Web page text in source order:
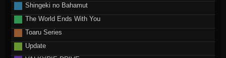
Shingeki no Bahamut
The World Ends With You
Toaru Series
Update